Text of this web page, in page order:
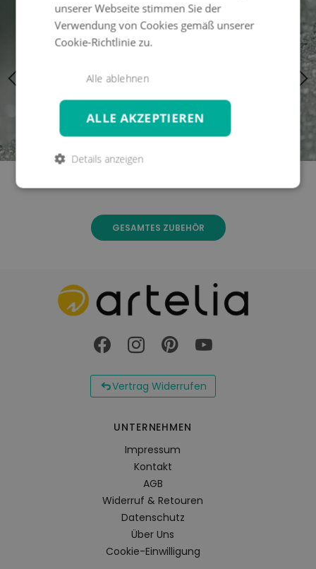
GESAMTES ZUBEHÖR
Vertrag Widerrufen
UNTERNEHMEN
Impressum
Kontakt
AGB
Widerruf & Retouren
Datenschutz
Über Uns
Cookie-Einwilligung
unserer Webseite stimmen Sie der
Verwendung von Cookies gemäß unserer
Cookie-Richtlinie zu.
ALLE AKZEPTIEREN
Alle ablehnen
Details anzeigen